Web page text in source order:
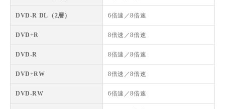
DVD-R DL（2層） 6倍速／8倍速
DVD+R 8倍速／8倍速
DVD-R 8倍速／8倍速
DVD+RW 8倍速／8倍速
DVD-RW 6倍速／8倍速